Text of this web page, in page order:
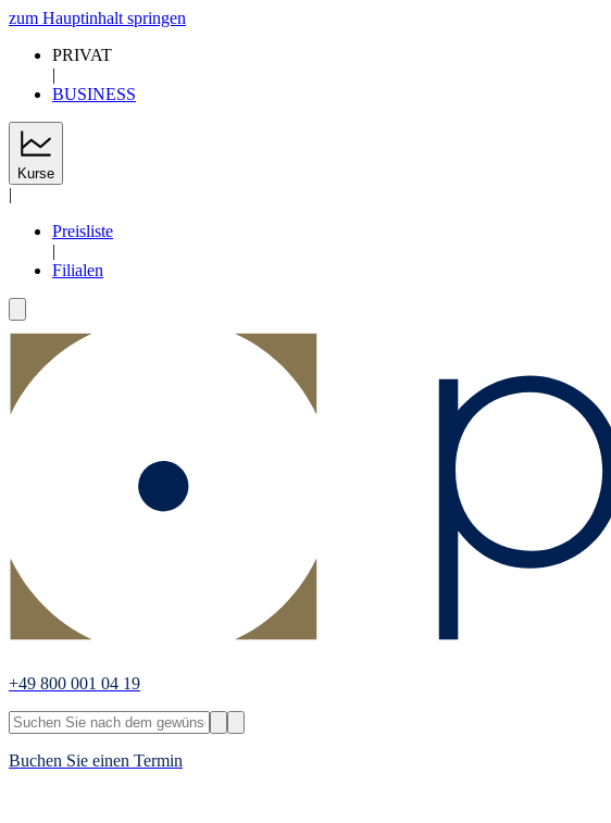
zum Hauptinhalt springen
PRIVAT
|
BUSINESS
Kurse
|
Preisliste
|
Filialen
+49 800 001 04 19
Buchen Sie einen Termin